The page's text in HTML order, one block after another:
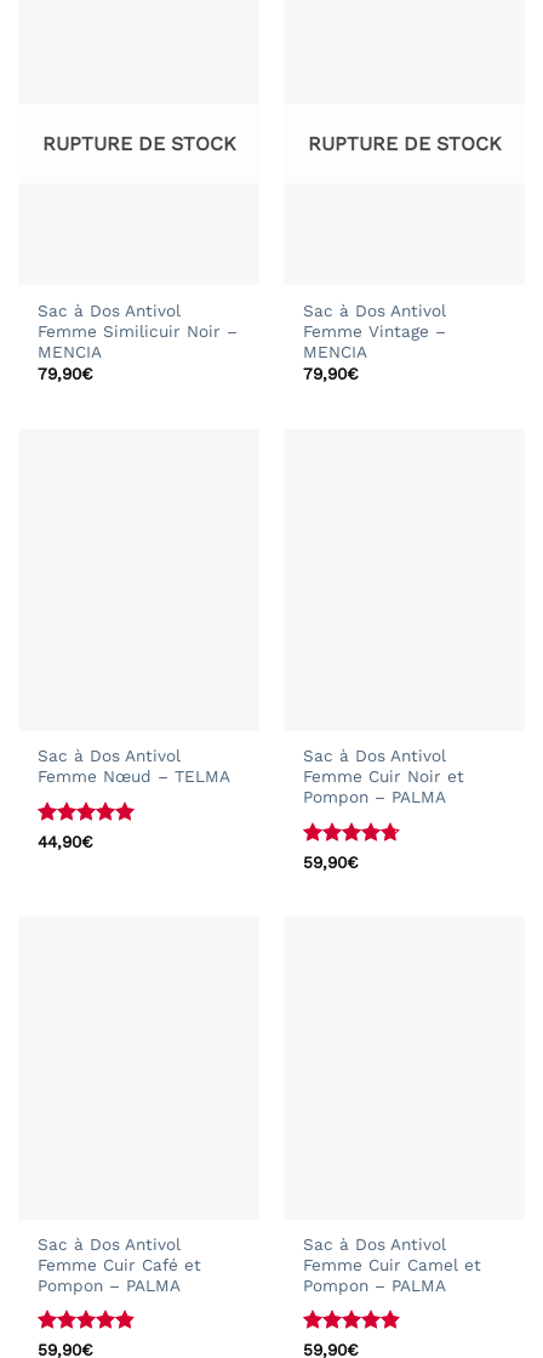
RUPTURE DE STOCK
Sac à Dos Antivol
Femme Similicuir Noir –
MENCIA
79,90€
RUPTURE DE STOCK
Sac à Dos Antivol
Femme Vintage –
MENCIA
79,90€
Sac à Dos Antivol
Femme Nœud – TELMA
Note5
44,90€
Sac à Dos Antivol
Femme Cuir Noir et
Pompon – PALMA
Note4.71
59,90€
Sac à Dos Antivol
Femme Cuir Café et
Pompon – PALMA
Note4.83
59,90€
Sac à Dos Antivol
Femme Cuir Camel et
Pompon – PALMA
Note4.83
59,90€